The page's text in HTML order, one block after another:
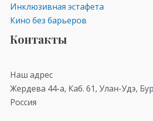
Инклюзивная эстафета
Кино без барьеров
Контакты
Наш адрес
Жердева 44-а, Каб. 61, Улан-Удэ,
Россия